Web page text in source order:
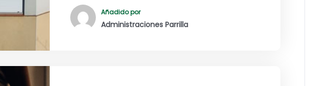
Añadido por
Administraciones Parrilla